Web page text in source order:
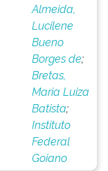
Almeida,
Lucilene
Bueno
Borges de;
Bretas,
Maria Luiza
Batista;
Instituto
Federal
Goiano